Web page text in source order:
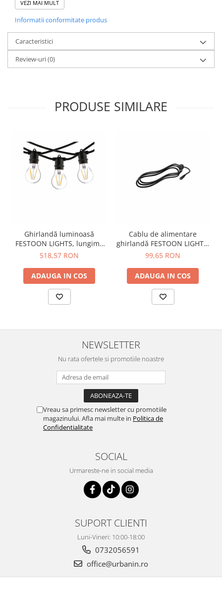
oferind posibilitatea personalizării temperaturii de
culoare și intensității luminoase în funcție de ocazie.
Avantaje Ghirlandă luminoasă
FESTOON LIGHTS:
10 socluri E27,
consum redus de energie.
VEZI MAI MULT
Informatii conformitate produs
Caracteristici
Review-uri(0)
PRODUSE SIMILARE
Ghirlandă luminoasă
FESTOON LIGHTS, lungime
9 m
518,57 RON
ADAUGA IN COS
Cablu de alimentare
ghirlandă FESTOON LIGHTS,
lungime 2.5 m
99,65 RON
ADAUGA IN COS
NEWSLETTER
Nu rata ofertele si promotiile noastre
Vreau sa primesc newsletter cu promotiile
magazinului. Afla mai multe in Politica de
Confidentialitate
SOCIAL
Urmareste-ne in social media
SUPORT CLIENTI
Luni-Vineri: 10:00-18:00
0732056591
office@urbanin.ro